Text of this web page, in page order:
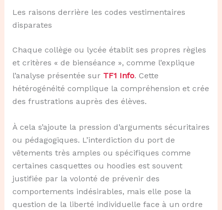
Les raisons derrière les codes vestimentaires
disparates
Chaque collège ou lycée établit ses propres règles
et critères « de bienséance », comme l’explique
l’analyse présentée sur TF1 Info. Cette
hétérogénéité complique la compréhension et crée
des frustrations auprès des élèves.
À cela s’ajoute la pression d’arguments sécuritaires
ou pédagogiques. L’interdiction du port de
vêtements très amples ou spécifiques comme
certaines casquettes ou hoodies est souvent
justifiée par la volonté de prévenir des
comportements indésirables, mais elle pose la
question de la liberté individuelle face à un ordre